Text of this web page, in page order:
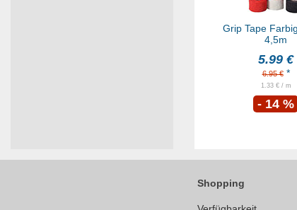
Grip Tape
4,5m
5.99 €
6.95 €*
1.33 € / m
- 14 %
Shopping